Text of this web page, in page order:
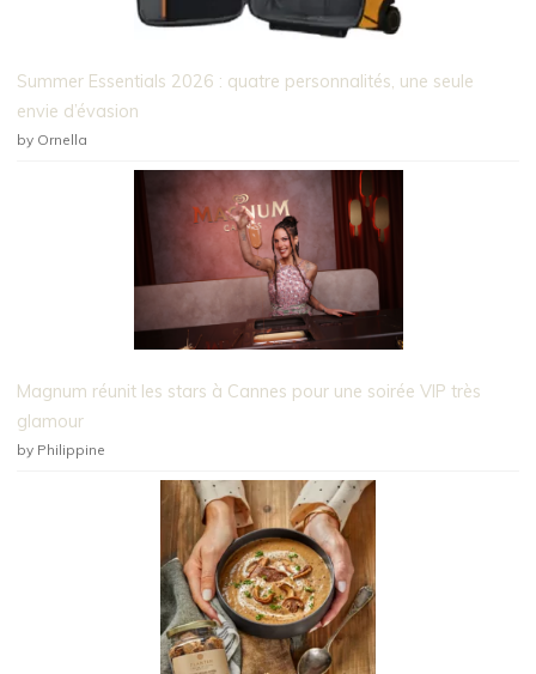
Summer Essentials 2026 : quatre personnalités, une seule
envie d’évasion
by Ornella
Magnum réunit les stars à Cannes pour une soirée VIP très
glamour
by Philippine